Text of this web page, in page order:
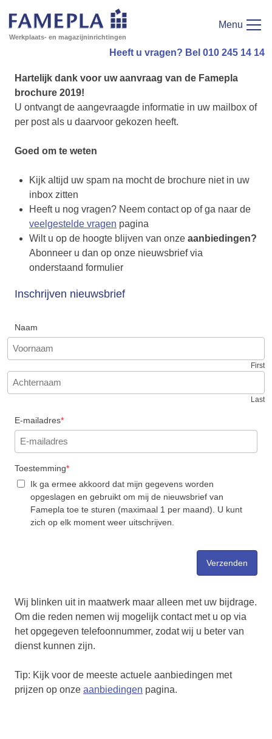
Werkplaats- en magazijninrichtingen
Menu
Heeft u vragen? Bel 010 245 14 14
Hartelijk dank voor uw aanvraag van de Famepla
brochure 2019!
U ontvangt de aangevraagde informatie in uw mailbox of
per post als u daarvoor gekozen heeft.
Goed om te weten
Kijk altijd uw spam na mocht de brochure niet in uw
inbox zitten
Heeft u nog vragen? Neem contact op of ga naar de
veelgestelde vragen pagina
Wilt u op de hoogte blijven van onze aanbiedingen?
Abonneer u dan op onze nieuwsbrief via
onderstaand formulier
Inschrijven nieuwsbrief
Naam
First
Last
E-mailadres*
Toestemming*
Ik ga ermee akkoord dat mijn gegevens worden
opgeslagen en gebruikt om mij de nieuwsbrief van
Famepla toe te sturen (maximaal 1 per maand). U kunt
zich op elk moment weer uitschrijven.
Wij blinken uit in maatwerk maar alleen met uw bijdrage.
Om die reden nemen wij mogelijk contact met u op via
het opgegeven telefoonnummer, zodat wij u beter van
dienst kunnen zijn.
Tip: Kijk voor de meeste actuele aanbiedingen met
prijzen op onze aanbiedingen pagina.